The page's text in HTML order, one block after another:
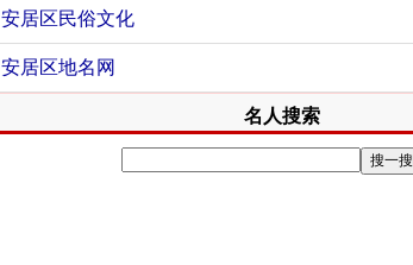
安居区民俗文化
安居区地名网
名人搜索